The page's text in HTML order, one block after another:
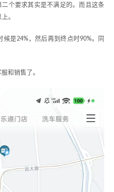
个要求其实是不满足的。而且这条
。
是24%，然后再到终点时90%。同
和销售了。